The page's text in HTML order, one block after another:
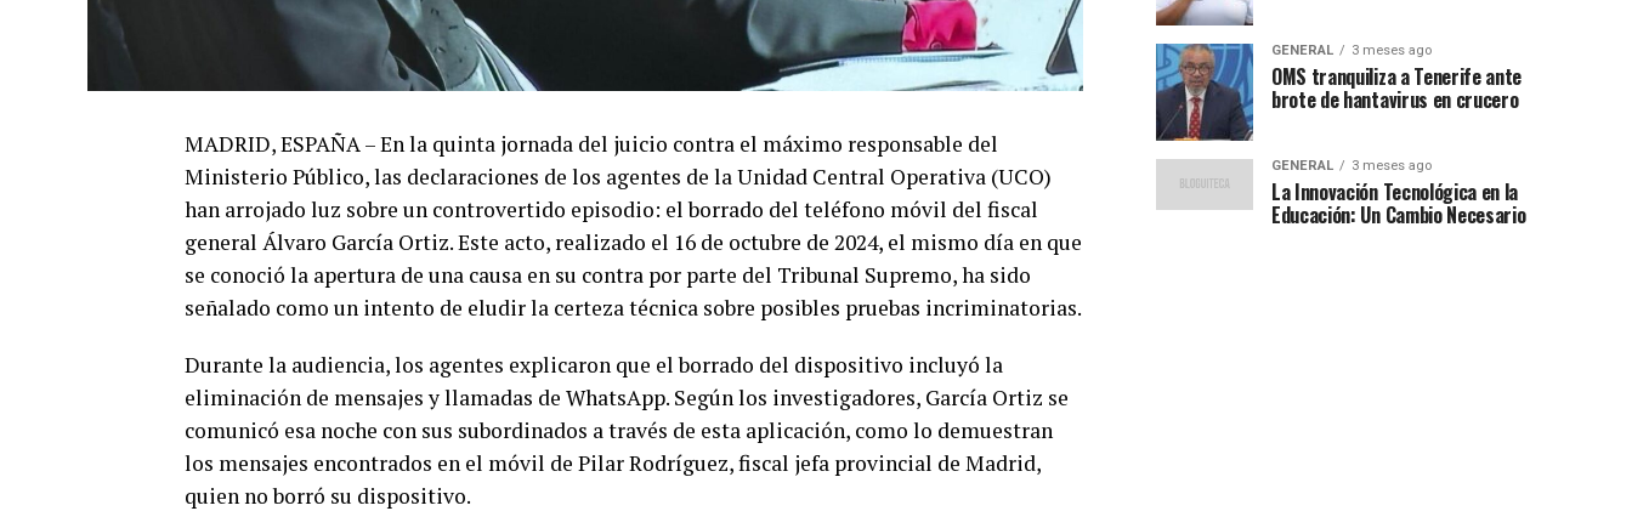
MADRID, ESPAÑA – En la quinta jornada del juicio contra el máximo responsable del
Ministerio Público, las declaraciones de los agentes de la Unidad Central Operativa (UCO)
han arrojado luz sobre un controvertido episodio: el borrado del teléfono móvil del fiscal
general Álvaro García Ortiz. Este acto, realizado el 16 de octubre de 2024, el mismo día en que
se conoció la apertura de una causa en su contra por parte del Tribunal Supremo, ha sido
señalado como un intento de eludir la certeza técnica sobre posibles pruebas incriminatorias.
Durante la audiencia, los agentes explicaron que el borrado del dispositivo incluyó la
eliminación de mensajes y llamadas de WhatsApp. Según los investigadores, García Ortiz se
comunicó esa noche con sus subordinados a través de esta aplicación, como lo demuestran
los mensajes encontrados en el móvil de Pilar Rodríguez, fiscal jefa provincial de Madrid,
quien no borró su dispositivo.
GENERAL 3 meses ago
OMS tranquiliza a Tenerife ante
brote de hantavirus en crucero
GENERAL 3 meses ago
La Innovación Tecnológica en la
Educación: Un Cambio Necesario